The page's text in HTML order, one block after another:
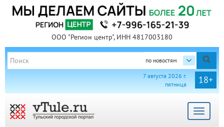
ООО "Регион центр", ИНН 4817003180
по новостям
18+
7 августа 2026 г.
пятница
Toggle